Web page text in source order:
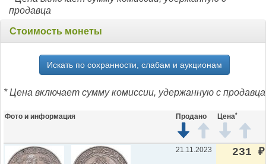
продавца
Стоимость монеты
Искать по сохранности, слабам и аукционам
* Цена включает сумму комиссии, удержанную с продавца
Фото и информация Продано Цена*
21.11.2023 231 ₽